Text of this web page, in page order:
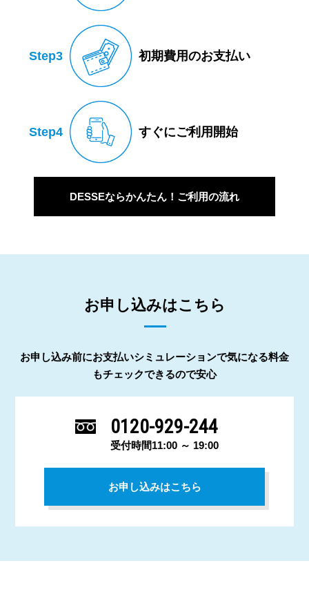
Step3 初期費用のお支払い
Step4 すぐにご利用開始
DESSEならかんたん！ご利用の流れ
お申し込みはこちら
お申し込み前にお支払いシミュレーションで気になる料金
もチェックできるので安心
0120-929-244
受付時間11:00 ～ 19:00
お申し込みはこちら